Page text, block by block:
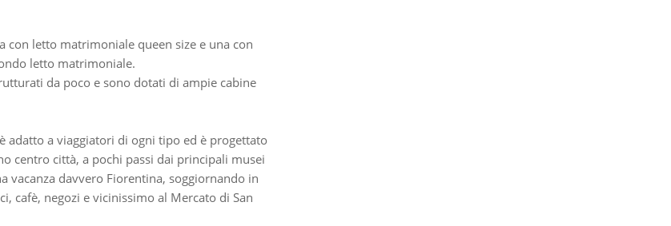
con letto matrimoniale queen size e una con
letto matrimoniale.
da poco e sono dotati di ampie cabine
adatto a viaggiatori di ogni tipo ed è progettato
centro città, a pochi passi dai principali musei
vacanza davvero Fiorentina, soggiornando in
cafè, negozi e vicinissimo al Mercato di San